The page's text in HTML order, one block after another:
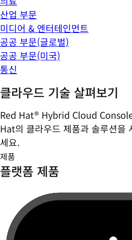
산업 부문
미디어 & 엔터테인먼트
공공 부문(글로벌)
공공 부문(미국)
통신
클라우드 기술 살펴보기
Red Hat® Hybrid Cloud
Hat의 클라우드 제품과 솔루션을
세요.
제품
플랫폼 제품